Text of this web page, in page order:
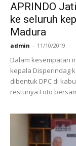
APRINDO
ke seluruh
Madura
admin - 11/10/2019
Dalam kesempatan
kepala Disperindag
dibentuk DPC di
restunya Foto